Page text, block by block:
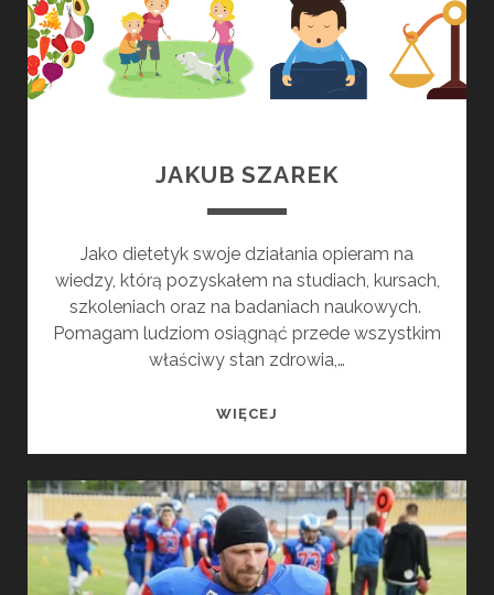
JAKUB SZAREK
Jako dietetyk swoje działania opieram na
wiedzy, którą pozyskałem na studiach, kursach,
szkoleniach oraz na badaniach naukowych.
Pomagam ludziom osiągnąć przede wszystkim
właściwy stan zdrowia,…
WIĘCEJ